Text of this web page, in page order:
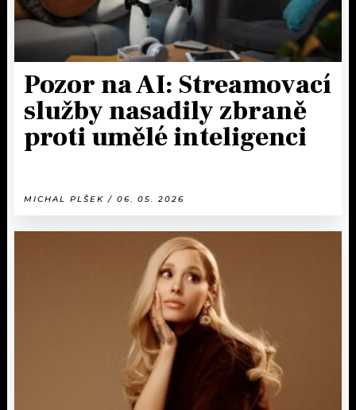
Pozor na AI: Streamovací
služby nasadily zbraně
proti umělé inteligenci
MICHAL PLŠEK / 06. 05. 2026